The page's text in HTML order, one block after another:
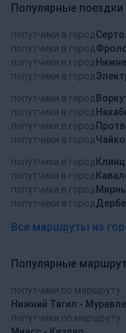
Популярные
попутчики в город
попутчики в город
попутчики в город
попутчики в город
попутчики в город
попутчики в город
попутчики в город
попутчики в город
попутчики в город
попутчики в город
попутчики в город
попутчики в город
Все маршруты из
Популярные
попутчики по маршруту
Нижний Тагил -
попутчики по маршруту